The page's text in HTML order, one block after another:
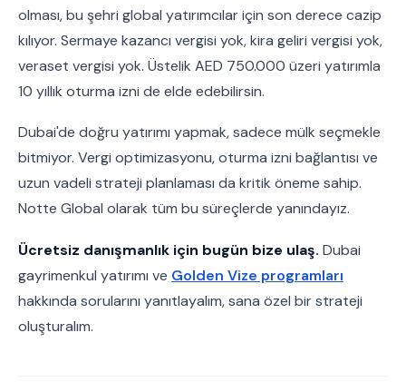
olması, bu şehri global yatırımcılar için son derece cazip
kılıyor. Sermaye kazancı vergisi yok, kira geliri vergisi yok,
veraset vergisi yok. Üstelik AED 750.000 üzeri yatırımla
10 yıllık oturma izni de elde edebilirsin.
Dubai'de doğru yatırımı yapmak, sadece mülk seçmekle
bitmiyor. Vergi optimizasyonu, oturma izni bağlantısı ve
uzun vadeli strateji planlaması da kritik öneme sahip.
Notte Global olarak tüm bu süreçlerde yanındayız.
Ücretsiz danışmanlık için bugün bize ulaş. Dubai
gayrimenkul yatırımı ve Golden Vize programları
hakkında sorularını yanıtlayalım, sana özel bir strateji
oluşturalım.